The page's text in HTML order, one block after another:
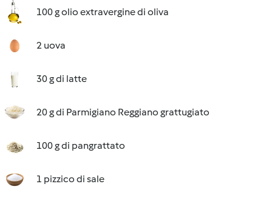
100 g olio extravergine di oliva
2 uova
30 g di latte
20 g di Parmigiano Reggiano grattugiato
100 g di pangrattato
1 pizzico di sale